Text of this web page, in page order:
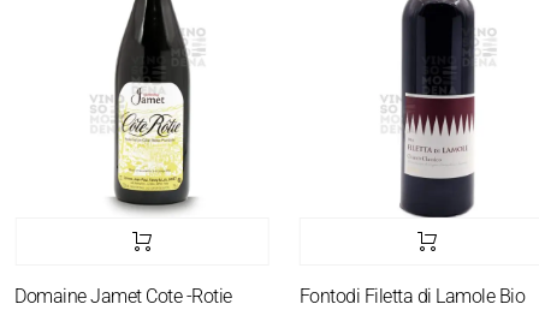
Domaine Jamet Cote -Rotie
Fontodi Filetta di Lamole Bio